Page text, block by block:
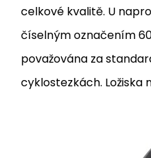
celkové kvalitě. U
číselným označením
považována za
cyklostezkách. Ložiska